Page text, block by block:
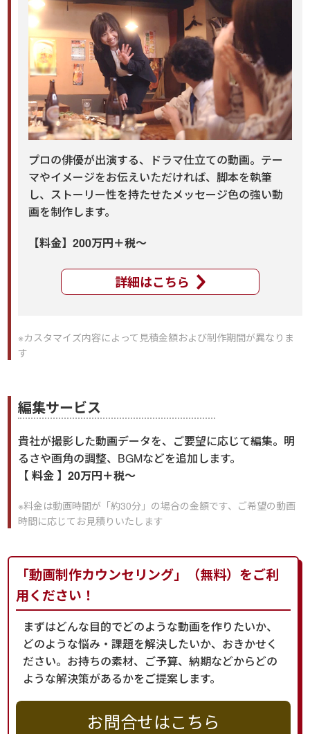
プロの俳優が出演する、ドラマ仕立ての動画。テー
マやイメージをお伝えいただければ、脚本を執筆
し、ストーリー性を持たせたメッセージ色の強い動
画を制作します。
【料金】200万円＋税～
詳細はこちら
※カスタマイズ内容によって見積金額および制作期間が異なりま
す
編集サービス
貴社が撮影した動画データを、ご要望に応じて編集。明
るさや画角の調整、BGMなどを追加します。
【 料金 】20万円＋税～
※料金は動画時間が「約30分」の場合の金額です、ご希望の動画
時間に応じてお見積りいたします
「動画制作カウンセリング」（無料）をご利
用ください！
まずはどんな目的でどのような動画を作りたいか、
どのような悩み・課題を解決したいか、おきかせく
ださい。お持ちの素材、ご予算、納期などからどの
ような解決策があるかをご提案します。
お問合せはこちら